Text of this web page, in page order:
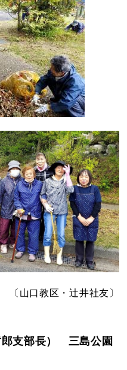
〔山口教区・辻井社友〕
郎支部長） 三島公園